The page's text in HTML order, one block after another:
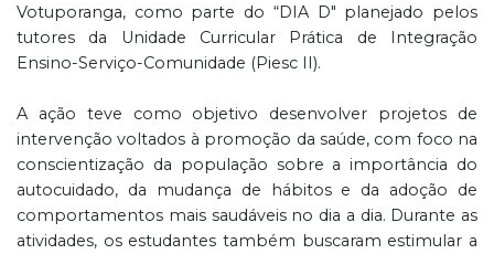
Votuporanga, como parte do “DIA D" planejado pelos
tutores da Unidade Curricular Prática de Integração
Ensino-Serviço-Comunidade (Piesc II).
A ação teve como objetivo desenvolver projetos de
intervenção voltados à promoção da saúde, com foco na
conscientização da população sobre a importância do
autocuidado, da mudança de hábitos e da adoção de
comportamentos mais saudáveis no dia a dia. Durante as
atividades, os estudantes também buscaram estimular a